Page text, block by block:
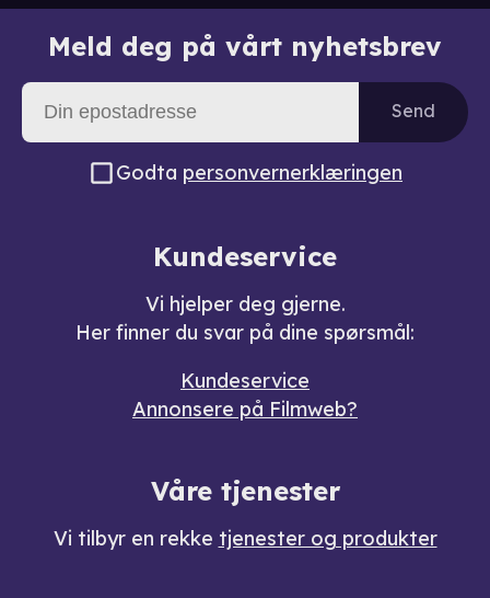
Meld deg på vårt nyhetsbrev
Send
Godta personvernerklæringen
Kundeservice
Vi hjelper deg gjerne.
Her finner du svar på dine spørsmål:
Kundeservice
Annonsere på Filmweb?
Våre tjenester
Vi tilbyr en rekke tjenester og produkter